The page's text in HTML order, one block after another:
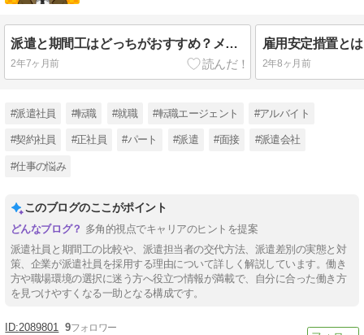
派遣と期間工はどっちがおすすめ？メリット・デメリットも分かりやすく解説
2年7ヶ月前 2年8ヶ月前
#派遣社員 #転職 #就職 #転職エージェント #アルバイト
#契約社員 #正社員 #パート #派遣 #面接 #派遣会社
#仕事の悩み
このブログのここがポイント
多角的視点でキャリアのヒントを提案
派遣社員と期間工の比較や、派遣担当者の交代方法、派遣差別の実態と対
策、企業が派遣社員を採用する理由について詳しく解説しています。働き
方や職場環境の選択に迷う方へ役立つ情報が満載で、自分に合った働き方
を見つけやすくなる一助となる構成です。
2089801 9